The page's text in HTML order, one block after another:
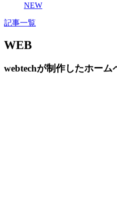
NEW
記事一覧
WEB
webtechが制作したホー